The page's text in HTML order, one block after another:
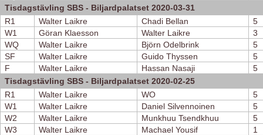
Tisdagstävling SBS - Biljardpalatset 2020-03-31
R1
Walter Laikre Chadi Bellan
5
W1
Göran Klaesson Walter Laikre
3
WQ
Walter Laikre Björn Odelbrink
5
SF
Walter Laikre Guido Thyssen
5
F
Walter Laikre Hassan Nasaji
5
Tisdagstävling SBS - Biljardpalatset 2020-02-25
R1
Walter Laikre WO
5
W1
Walter Laikre Daniel Silvennoinen
5
W2
Walter Laikre Munkhuu Tsendkhuu
5
W3
Walter Laikre Machael Yousif
1